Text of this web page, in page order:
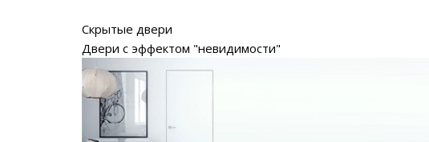
Скрытые двери
Двери с эффектом "невидимости"